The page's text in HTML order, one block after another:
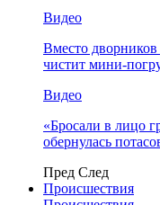
Видео
Вместо
чистит мини-
Видео
«Бросали в лицо
обернулась
Пред След
Происшествия